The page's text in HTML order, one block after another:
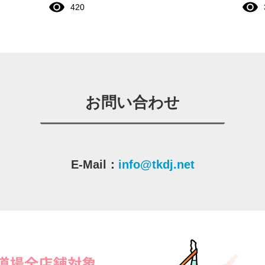
420
お問い合わせ
E-Mail： info@tkdj.net